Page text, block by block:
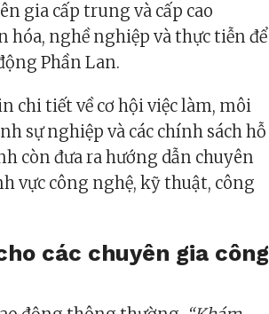
gia cấp trung và cấp cao
hóa, nghề nghiệp và thực tiễn để
Phần Lan.
chi tiết về cơ hội việc làm, môi
sự nghiệp và các chính sách hỗ
còn đưa ra hướng dẫn chuyên
vực công nghệ, kỹ thuật, công
các chuyên gia công